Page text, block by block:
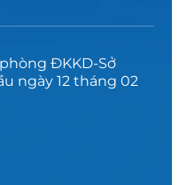
ĐKKD-Sở
ngày 12 tháng 02